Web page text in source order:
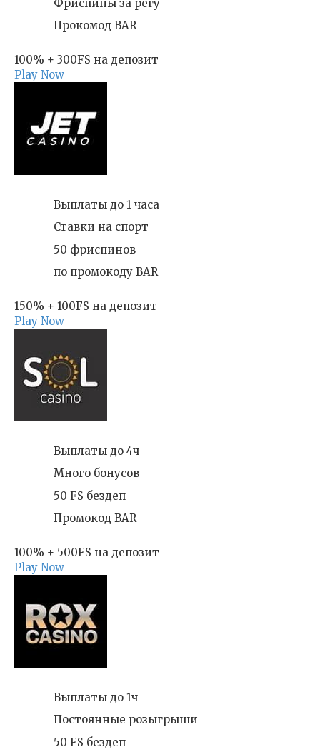
Фриспины за регу
Прокомод BAR
100% + 300FS на депозит
Play Now
Выплаты до 1 часа
Ставки на спорт
50 фриспинов
по промокоду BAR
150% + 100FS на депозит
Play Now
Выплаты до 4ч
Много бонусов
50 FS бездеп
Промокод BAR
100% + 500FS на депозит
Play Now
Выплаты до 1ч
Постоянные розыгрыши
50 FS бездеп